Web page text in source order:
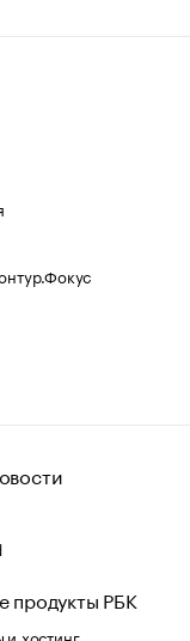
продукты РБК
хостинг